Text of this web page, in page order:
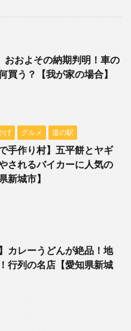
おおよその納期判明！車の
買う？【我が家の場合】
げ グルメ 道の駅
手作り村】五平餅とヤギ
されるバイカーに人気の
新城市】
カレーうどんが絶品！地
行列の名店【愛知県新城